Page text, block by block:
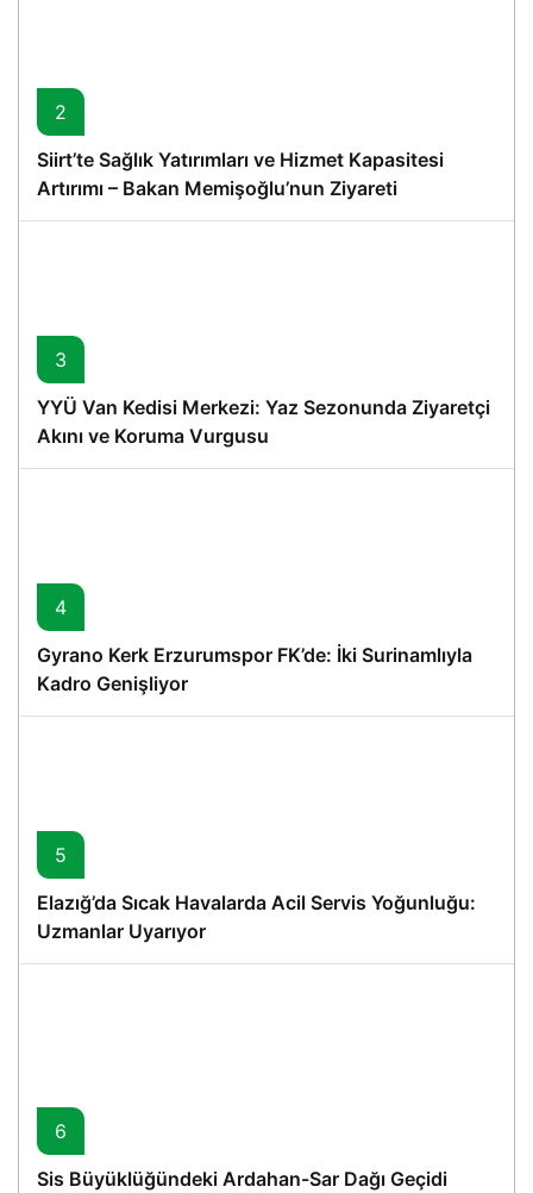
2
Siirt’te Sağlık Yatırımları ve Hizmet Kapasitesi
Artırımı – Bakan Memişoğlu’nun Ziyareti
3
YYÜ Van Kedisi Merkezi: Yaz Sezonunda Ziyaretçi
Akını ve Koruma Vurgusu
4
Gyrano Kerk Erzurumspor FK’de: İki Surinamlıyla
Kadro Genişliyor
5
Elazığ’da Sıcak Havalarda Acil Servis Yoğunluğu:
Uzmanlar Uyarıyor
6
Sis Büyüklüğündeki Ardahan-Sar Dağı Geçidi